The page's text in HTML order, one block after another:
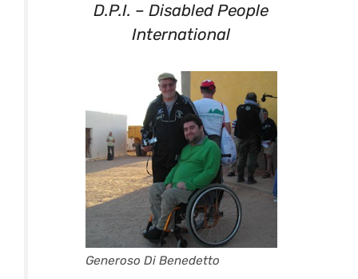
D.P.I. – Disabled People
International
Generoso Di Benedetto